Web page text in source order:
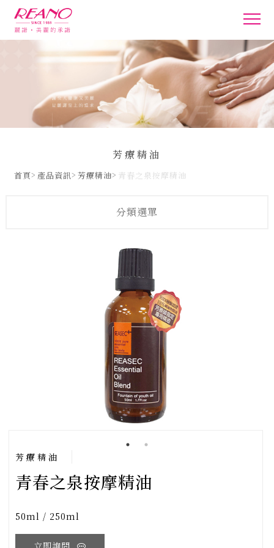
芳療精油
首頁 產品資訊 芳療精油 青春之泉按摩精油
分類選單
芳療精油
青春之泉按摩精油
50ml / 250ml
立即詢問